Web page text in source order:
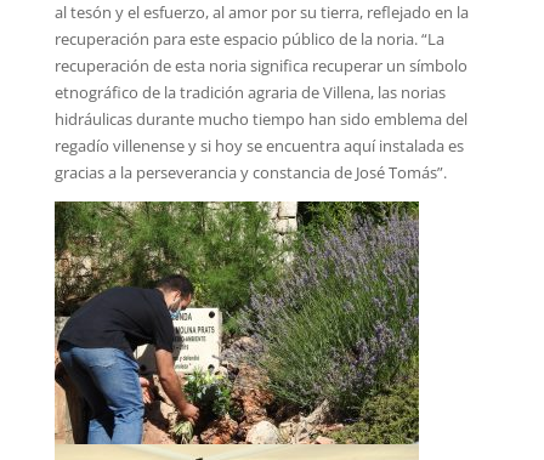
al tesón y el esfuerzo, al amor por su tierra, reflejado en la
recuperación para este espacio público de la noria. “La
recuperación de esta noria significa recuperar un símbolo
etnográfico de la tradición agraria de Villena, las norias
hidráulicas durante mucho tiempo han sido emblema del
regadío villenense y si hoy se encuentra aquí instalada es
gracias a la perseverancia y constancia de José Tomás”.